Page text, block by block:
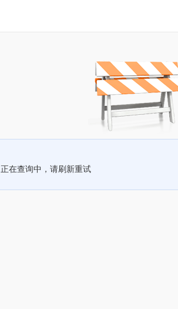
正在查询中，请刷新重试